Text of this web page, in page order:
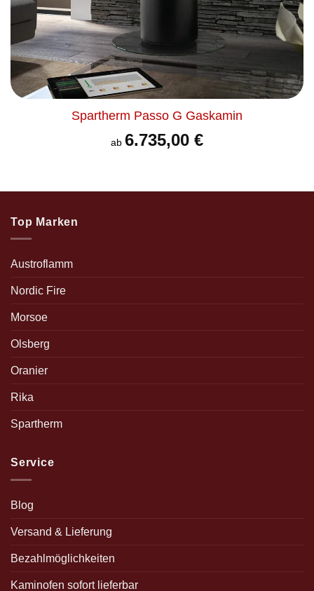
Spartherm Passo G Gaskamin
ab 6.735,00 €
Top Marken
Austroflamm
Nordic Fire
Morsoe
Olsberg
Oranier
Rika
Spartherm
Service
Blog
Versand & Lieferung
Bezahlmöglichkeiten
Kaminofen sofort lieferbar